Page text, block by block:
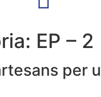
EP – 2
per